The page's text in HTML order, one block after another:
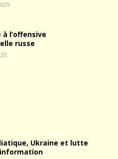
à l’offensive
russe
Ukraine et lutte